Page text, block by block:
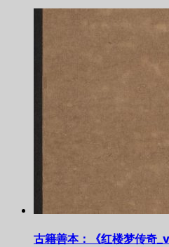
古籍善本：《红楼梦传奇